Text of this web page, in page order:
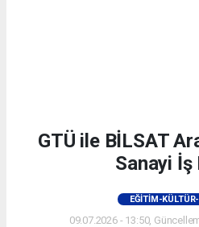
GTÜ ile BİLSAT
Sanayi İş
EĞITIM-
09.07.2026 - 13:50,